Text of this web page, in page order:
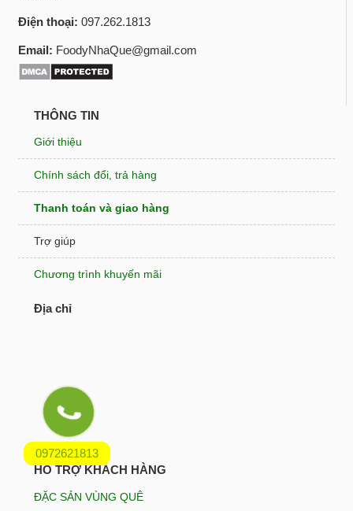
0972621813
Điện thoại: 097.262.1813
Email: FoodyNhaQue@gmail.com
THÔNG TIN
Giới thiệu
Chính sách đổi, trả hàng
Thanh toán và giao hàng
Trợ giúp
Chương trình khuyến mãi
Địa chỉ
HỖ TRỢ KHÁCH HÀNG
ĐẶC SẢN VÙNG QUÊ